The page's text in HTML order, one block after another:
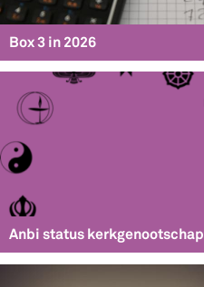
Box 3 in 2026
Anbi status kerkgenootschap